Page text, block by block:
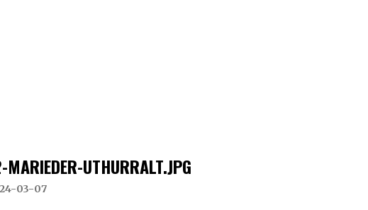
MARIEDER-UTHURRALT.JPG
03-07